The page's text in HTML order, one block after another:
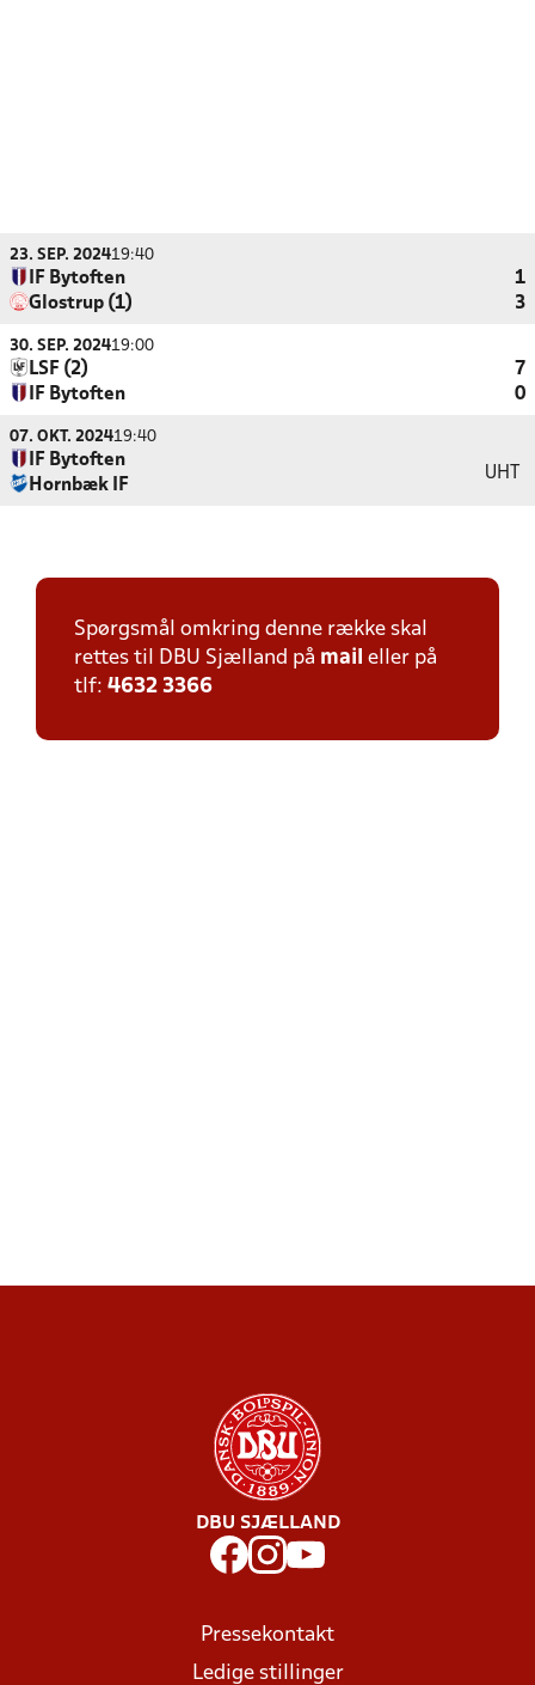
23. SEP. 202419:40
IF Bytoften
1
Glostrup (1)
3
30. SEP. 202419:00
LSF (2)
7
IF Bytoften
0
07. OKT. 202419:40
IF Bytoften
Hornbæk IF
UHT
Spørgsmål omkring denne række skal
rettes til DBU Sjælland på mail eller på
tlf: 4632 3366
DBU SJÆLLAND
Pressekontakt
Ledige stillinger